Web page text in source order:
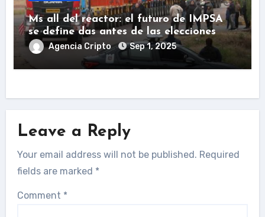
Ms all del reactor: el futuro de IMPSA
se define das antes de las elecciones
Agencia Cripto Sep 1, 2025
Leave a Reply
Your email address will not be published. Required
fields are marked *
Comment *